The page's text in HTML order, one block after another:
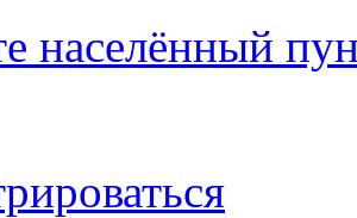
населённый